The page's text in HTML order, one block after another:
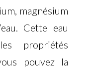
magnésium
Cette eau
propriétés
pouvez la